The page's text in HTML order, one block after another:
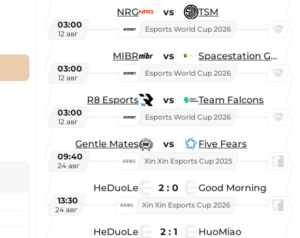
NRG vs TSM
03:00
12 авг
Esports World Cup 2026
MIBR vs Spacestation Gaming
03:00
12 авг
Esports World Cup 2026
R8 Esports vs Team Falcons
03:00
12 авг
Esports World Cup 2026
Gentle Mates vs Five Fears
09:40
24 авг
Xin Xin Esports Cup 2025
HeDuoLe 2 : 0 Good Morning
13:30
24 авг
Xin Xin Esports Cup 2026
HeDuoLe 2 : 1 HuoMiao